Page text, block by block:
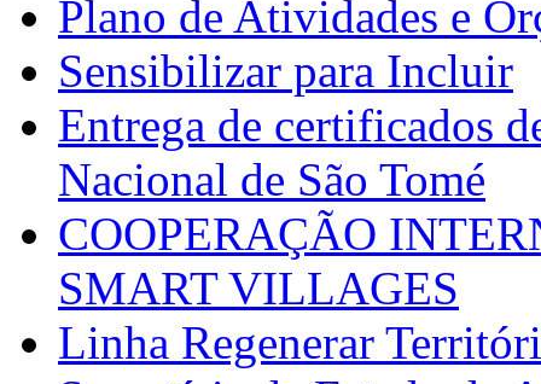
Plano de Atividades e
Sensibilizar para Incluir
Entrega de certificados
Nacional de São Tomé
COOPERAÇÃO
SMART VILLAGES
Linha Regenerar